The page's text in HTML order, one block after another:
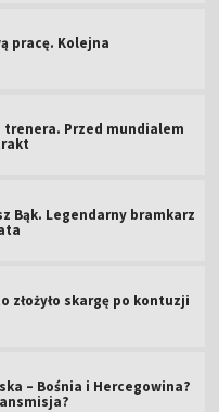
pracę. Kolejna
trenera. Przed mundialem
Bąk. Legendarny bramkarz
złożyło skargę po kontuzji
– Bośnia i Hercegowina?